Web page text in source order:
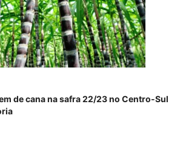
de cana na safra 22/23 no Centro-Sul